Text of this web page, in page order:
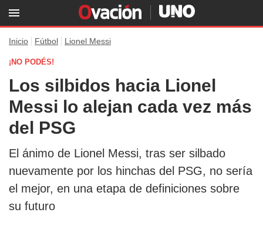
Inicio Fútbol Lionel Messi
¡NO PODÉS!
Los silbidos hacia Lionel
Messi lo alejan cada vez más
del PSG
El ánimo de Lionel Messi, tras ser silbado
nuevamente por los hinchas del PSG, no sería
el mejor, en una etapa de definiciones sobre
su futuro